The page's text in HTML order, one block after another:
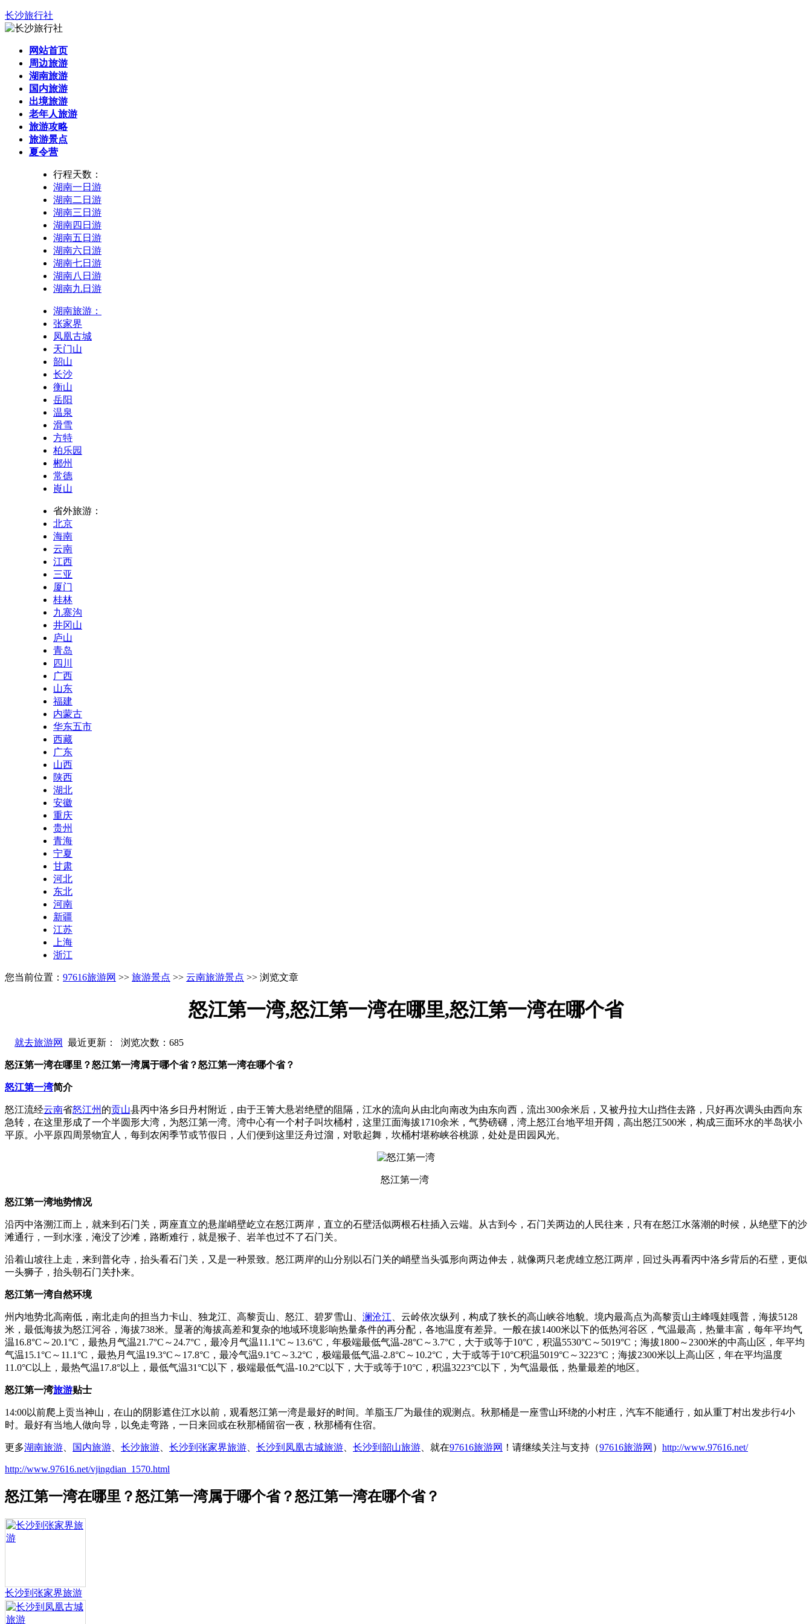
长沙旅行社
网站首页
周边旅游
湖南旅游
国内旅游
出境旅游
老年人旅游
旅游攻略
旅游景点
夏令营
行程天数：
湖南一日游
湖南二日游
湖南三日游
湖南四日游
湖南五日游
湖南六日游
湖南七日游
湖南八日游
湖南九日游
湖南旅游：
张家界
凤凰古城
天门山
韶山
长沙
衡山
岳阳
温泉
滑雪
方特
柏乐园
郴州
常德
崀山
省外旅游：
北京
海南
云南
江西
三亚
厦门
桂林
九寨沟
井冈山
庐山
青岛
四川
广西
山东
福建
内蒙古
华东五市
西藏
广东
山西
陕西
湖北
安徽
重庆
贵州
青海
宁夏
甘肃
河北
东北
河南
新疆
江苏
上海
浙江
您当前位置： 97616旅游网 >> 旅游景点 >> 云南旅游景点 >> 浏览文章
怒江第一湾,怒江第一湾在哪里,怒江第一湾在哪个省
就去旅游网 最近更新： 浏览次数： 685
怒江第一湾在哪里？怒江第一湾属于哪个省？怒江第一湾在哪个省？
怒江第一湾简介
怒江流经云南省怒江州 的贡山县丙中洛乡日丹村附近，由于王箐大悬岩绝壁的阻隔，江水的流向从由北向南改为由东向西，流出300余米后，又被丹拉大山挡住去路，只好再次调头由西向东
急转，在这里形成了一个半圆形大湾，为怒江第一湾。湾中心有一个村子叫坎桶村，这里江面海拔1710余米，气势磅礴，湾上怒江台地平坦开阔，高出怒江500米，构成三面环水的半岛状小
平原。小平原四周景物宜人，每到农闲季节或节假日，人们便到这里泛舟过溜，对歌起舞，坎桶村堪称峡谷桃源，处处是田园风光。
怒江第一湾
怒江第一湾地势情况
沿丙中洛溯江而上，就来到石门关，两座直立的悬崖峭壁屹立在怒江两岸，直立的石壁活似两根石柱插入云端。从古到今，石门关两边的人民往来，只有在怒江水落潮的时候，从绝壁下的沙
滩通行，一到水涨，淹没了沙滩，路断难行，就是猴子、岩羊也过不了石门关。
沿着山坡往上走，来到普化寺，抬头看石门关，又是一种景致。怒江两岸的山分别以石门关的峭壁当头弧形向两边伸去，就像两只老虎雄立怒江两岸，回过头再看丙中洛乡背后的石壁，更似
一头狮子，抬头朝石门关扑来。
怒江第一湾自然环境
州内地势北高南低，南北走向的担当力卡山、独龙江、高黎贡山、怒江、碧罗雪山、 澜沧江 、云岭依次纵列，构成了狭长的高山峡谷地貌。境内最高点为高黎贡山主峰嘎娃嘎普，海拔5128
米，最低海拔为怒江河谷，海拔738米。显著的海拔高差和复杂的地域环境影响热量条件的再分配，各地温度有差异。一般在拔1400米以下的低热河谷区，气温最高，热量丰富，每年平均气
温16.8°C～20.1°C，最热月气温21.7°C～24.7°C，最冷月气温11.1°C～13.6°C，年极端最低气温-28°C～3.7°C，大于或等于10°C，积温5530°C～5019°C；海拔1800～2300米的中高山区，年平均
气温15.1°C～11.1°C，最热月气温19.3°C～17.8°C，最冷气温9.1°C～3.2°C，极端最低气温-2.8°C～10.2°C，大于或等于10°C积温5019°C～3223°C；海拔2300米以上高山区，年在平均温度
11.0°C以上，最热气温17.8°以上，最低气温31°C以下，极端最低气温-10.2°C以下，大于或等于10°C，积温3223°C以下，为气温最低，热量最差的地区。
怒江第一湾旅游贴士
14:00以前爬上贡当神山，在山的阴影遮住江水以前，观看怒江第一湾是最好的时间。羊脂玉厂为最佳的观测点。秋那桶是一座雪山环绕的小村庄，汽车不能通行，如从重丁村出发步行4小
时。最好有当地人做向导，以免走弯路，一日来回或在秋那桶留宿一夜，秋那桶有住宿。
更多湖南旅游 国内旅游 长沙旅游 长沙到张家界旅游 长沙到凤凰古城旅游 长沙到韶山旅游 、就在97616旅游网 ！请继续关注与支持（97616旅游网 ） http://www.97616.net/
http://www.97616.net/vjingdian_1570.html
怒江第一湾在哪里？怒江第一湾属于哪个省？怒江第一湾在哪个省？
长沙到张家界旅游